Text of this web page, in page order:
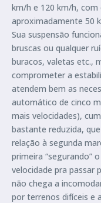
km/h e 120 km/h,
aproximadamente 50
Sua suspensão
bruscas ou qualquer
buracos, valetas etc.,
comprometer a
atendem bem as
automático de cinco
mais velocidades),
bastante reduzida,
relação à segunda
primeira “segurando”
velocidade pra passar
não chega a
por terrenos difíceis e